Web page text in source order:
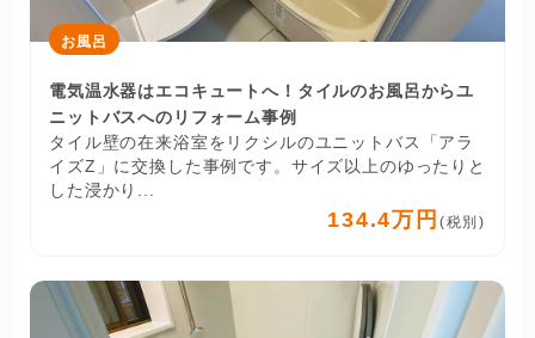
お風呂
電気温水器はエコキュートへ！タイルのお風呂からユ
ニットバスへのリフォーム事例
タイル壁の在来浴室をリクシルのユニットバス「アラ
イズZ」に交換した事例です。サイズ以上のゆったりと
した浸かり...
134.4万円 (税別)